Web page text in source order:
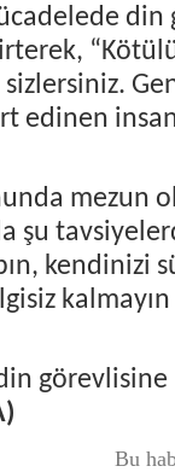
edinen
şu
Bu